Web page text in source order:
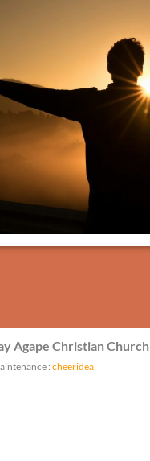
Agape Christian Church
: cheeridea